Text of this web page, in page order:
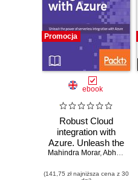
Promocja
ebook
Robust Cloud
integration with
Azure. Unleash the
power of
integration with
Mahindra Morar,Abhishek Kumar
(141,75 zł najniższa cena z 30